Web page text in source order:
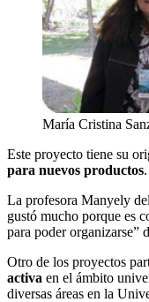
María Cristina
Este proyecto tiene su
para nuevos productos
La profesora Manyely
gustó mucho porque es
para poder organizarse”
Otro de los proyectos
activa en el ámbito
diversas áreas en la